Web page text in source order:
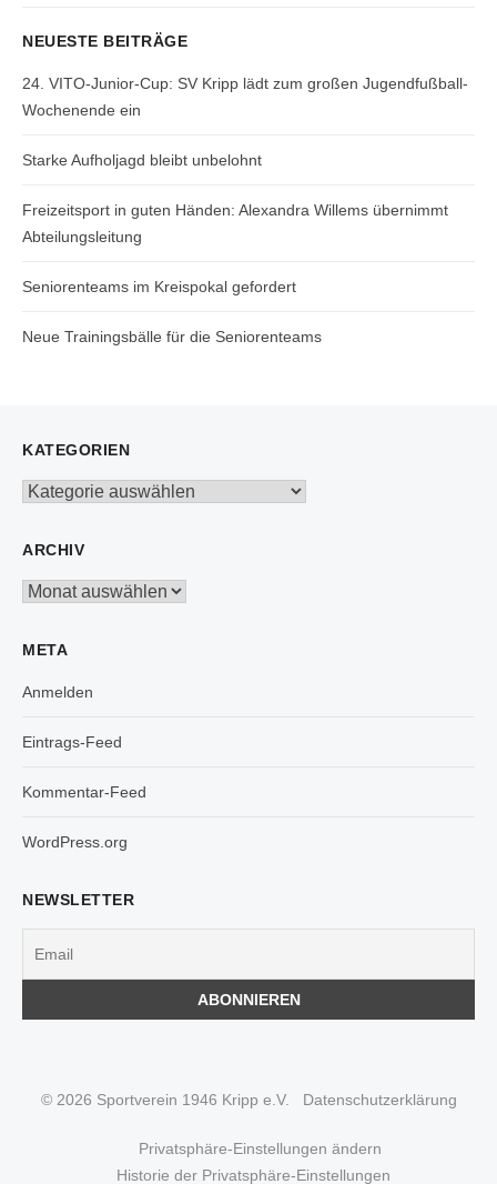
NEUESTE BEITRÄGE
24. VITO-Junior-Cup: SV Kripp lädt zum großen Jugendfußball-
Wochenende ein
Starke Aufholjagd bleibt unbelohnt
Freizeitsport in guten Händen: Alexandra Willems übernimmt
Abteilungsleitung
Seniorenteams im Kreispokal gefordert
Neue Trainingsbälle für die Seniorenteams
KATEGORIEN
Kategorien
ARCHIV
Archiv
META
Anmelden
Eintrags-Feed
Kommentar-Feed
WordPress.org
NEWSLETTER
© 2026 Sportverein 1946 Kripp e.V. Datenschutzerklärung
Privatsphäre-Einstellungen ändern
Historie der Privatsphäre-Einstellungen